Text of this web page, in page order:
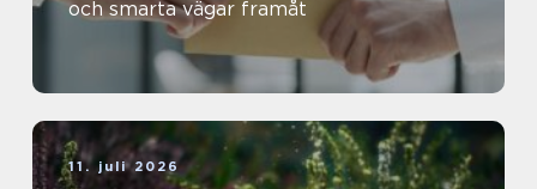
och smarta vägar framåt
11. juli 2026